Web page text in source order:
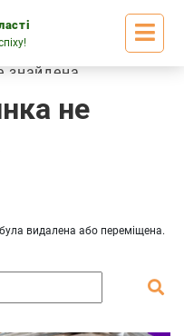
знайдена
не
видалена або переміщена.